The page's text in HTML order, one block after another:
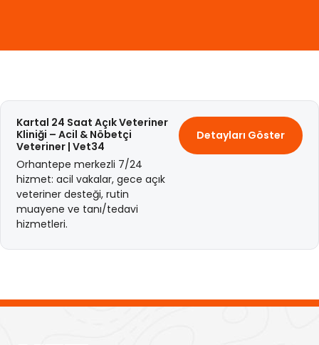
Kartal 24 Saat Açık Veteriner
Kliniği – Acil & Nöbetçi
Veteriner | Vet34
Orhantepe merkezli 7/24
hizmet: acil vakalar, gece açık
veteriner desteği, rutin
muayene ve tanı/tedavi
hizmetleri.
Detayları Göster